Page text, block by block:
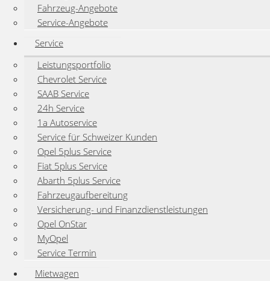
Fahrzeug-Angebote
Service-Angebote
Service
Leistungsportfolio
Chevrolet Service
SAAB Service
24h Service
1a Autoservice
Service für Schweizer Kunden
Opel 5plus Service
Fiat 5plus Service
Abarth 5plus Service
Fahrzeugaufbereitung
Versicherung- und Finanzdienstleistungen
Opel OnStar
MyOpel
Service Termin
Mietwagen